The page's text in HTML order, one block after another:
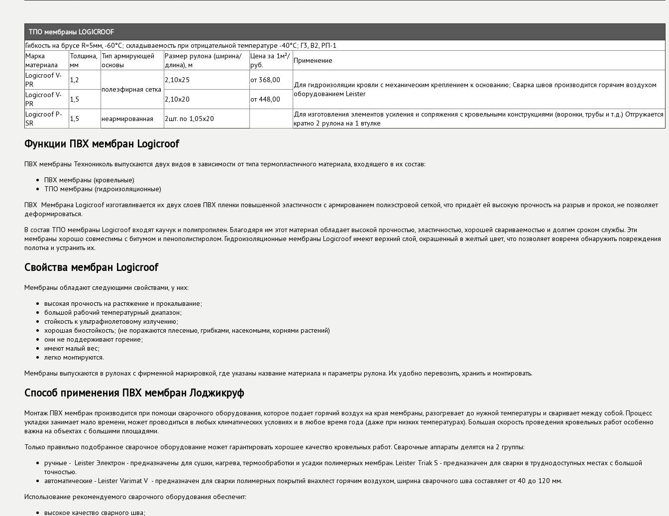
ТПО мембраны LOGICROOF
Гибкость на брусе R=5мм, -60°C; складываемость при отрицательной температуре -40°С; Г3, B2, РП-1
Марка
материала
Толщина,
мм
Тип армирующей
основы
Размер рулона (ширина/
длина), м
Цена за 1м²/
руб.
Применение
Logicroof V-
PR
1,2
полеэфирная сетка
2,10х25 от 368,00
Для гидроизоляции кровли с механическим креплением к основанию; Сварка швов производится горячим воздухом
оборудованием Leister
Logicroof V-
PR
1,5 2,10х20
от 448,00
Logicroof P-
SR
1,5 неармированная 2шт. по 1,05х20
Для изготовления элементов усиления и сопряжения с кровельными конструкциями (воронки, трубы и т.д.) Отгружается
кратно 2 рулона на 1 втулке
Функции ПВХ мембран Logicroof
ПВХ мембраны Технониколь выпускаются двух видов в зависимости от типа термопластичного материала, входящего в их состав:
ПВХ мембраны (кровельные)
ТПО мембраны (гидроизоляционные)​
ПВХ Мембрана Logicroof изготавливается их двух слоев ПВХ пленки повышенной эластичности с армированием полиэстровой сеткой, что придаёт ей высокую прочность на разрыв и прокол, не позволяет
деформироваться.
В состав ТПО мембраны Logicroof входят каучук и полипропилен. Благодяря им этот материал обладает высокой прочностью, эластичностью, хорошей свариваемостью и долгим сроком службы. Эти
мембраны хорошо совместимы с битумом и пенополистиролом. Гидроизоляционные мембраны Logicroof имеют верхний слой, окрашенный в желтый цвет, что позволяет вовремя обнаружить повреждения
полотна и устранить их.
Свойства мембран Logicroof
Мембраны обладают следующими свойствами, у них:
высокая прочность на растяжение и прокалывание;
большой рабочий температурный диапазон;
стойкость к ультрафиолетовому излучению;
хорошая биостойкость; (не поражаются плесенью, грибками, насекомыми, корнями растений)
они не поддерживают горение;
имеют малый вес;
легко монтируются.
Мембраны выпускаются в рулонах с фирменной маркировкой, где указаны название материала и параметры рулона. Их удобно перевозить, хранить и монтировать.
Способ применения ПВХ мембран Лоджикруф
Монтаж ПВХ мембран производится при помощи сварочного оборудования, которое подает горячий воздух на края мембраны, разогревает до нужной температуры и сваривает между собой. Процесс
укладки занимает мало времени, может проводиться в любых климатических условиях и в любое время года (даже при низких температурах). Большая скорость проведения кровельных работ особенно
важна на объектах с большими площадями.
Только правильно подобранное сварочное оборудование может гарантировать хорошее качество кровельных работ. Сварочные аппараты делятся на 2 группы:
ручные - Leister Электрон - предназначены для сушки, нагрева, термообработки и усадки полимерных мембран. Leister Triak S - предназначен для сварки в труднодоступных местах с большой
точностью.
автоматические - Leister Varimat V - предназначен для сварки полимерных покрытий внахлест горячим воздухом, ширина сварочного шва составляет от 40 до 120 мм.
Использование рекомендуемого сварочного оборудования обеспечит:
высокое качество сварного шва;